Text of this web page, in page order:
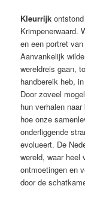
Kleurrijk
Krimpenerwaard.
en een portret
Aanvankelijk
wereldreis gaan,
handbereik heb,
Door zoveel
hun verhalen
hoe onze
onderliggende
evolueert. De
wereld, waar heel
ontmoetingen en
door de